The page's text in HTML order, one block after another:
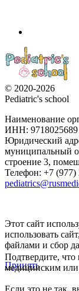
© 2020-2026
Pediatric's school
Наименование
ИНН: 9718025689
Юридический
муниципальный
строение 3,
Телефон: +7 (977)
Этот сайт
использовать
файлами и сбор
Принять
Подтвердите, что
медицинским или
Если это не так,